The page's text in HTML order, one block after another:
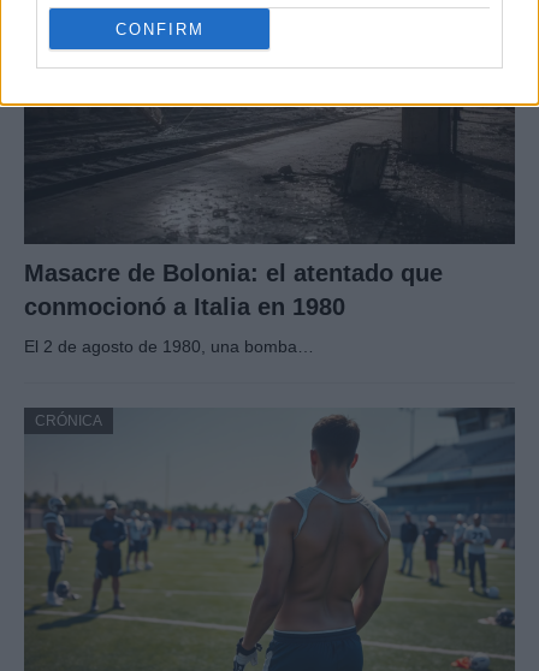
CONFIRM
Masacre de Bolonia: el atentado que
conmocionó a Italia en 1980
El 2 de agosto de 1980, una bomba…
CRÓNICA